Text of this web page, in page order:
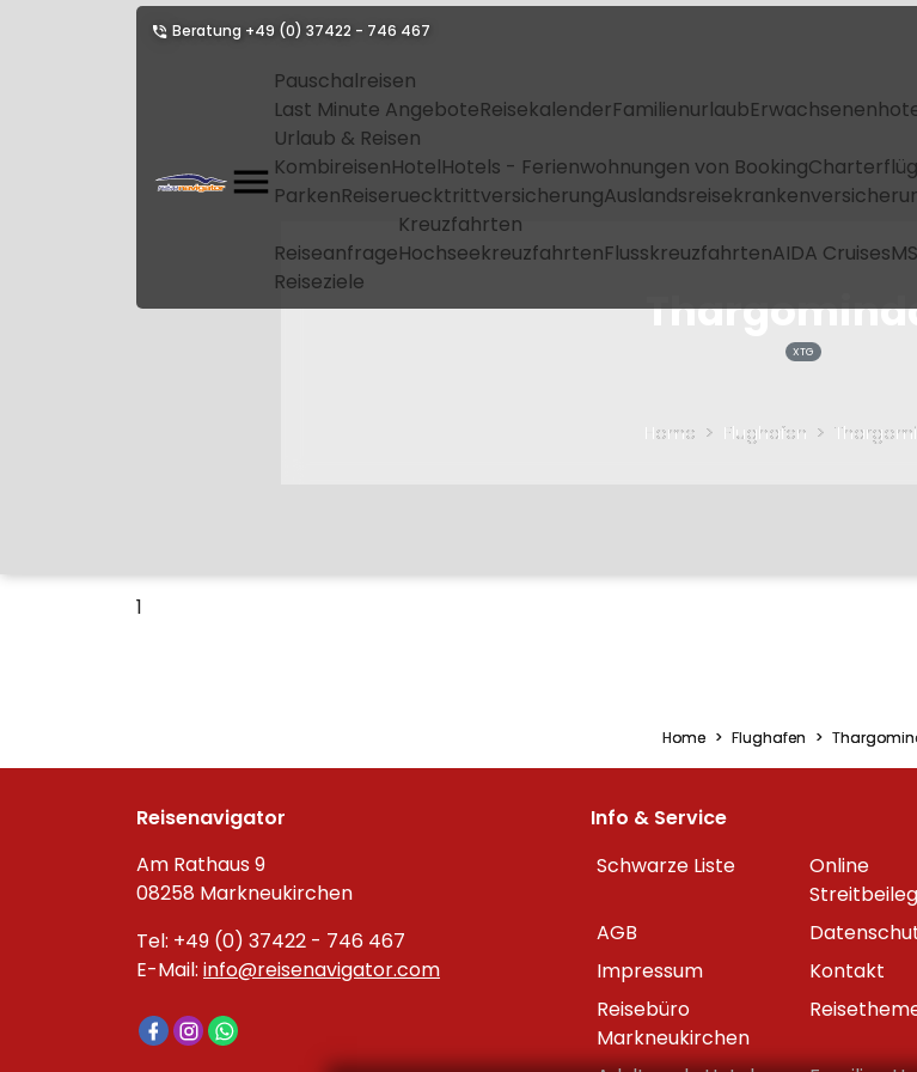
Beratung +49 (0) 37422 - 746 467
Pauschalreisen
Last Minute AngeboteReisekalenderFamilienurlaub
Urlaub & Reisen
KombireisenHotelHotels - Ferienwohnungen von Booking
ParkenReiseruecktrittversicherung
Reiseanfrage
Kreuzfahrten
HochseekreuzfahrtenFlusskreuzfahrtenAIDA Cruises
Reiseziele
XTG
Home Flughafen
1
Home Flughafen
Reisenavigator
Am Rathaus 9
08258 Markneukirchen
Tel: +49 (0) 37422 - 746 467
E-Mail: info@reisenavigator.com
Info & Service
Schwarze Liste
Online
AGB
Impressum
Kontakt
Reisebüro
Markneukirchen